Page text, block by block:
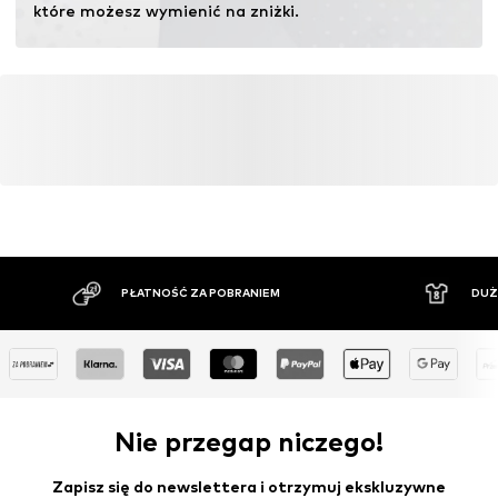
które możesz wymienić na zniżki.
PŁATNOŚĆ ZA POBRANIEM
Nie przegap niczego!
Zapisz się do newslettera i otrzymuj ekskluzywne